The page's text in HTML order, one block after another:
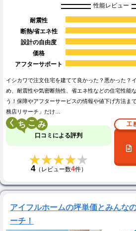
性能レビュー
耐震性
断熱/省エネ性
設計の自由度
価格
アフターサポート
イシカワで注文住宅を建てて良かった？悪かった？
め、耐震性や気密断熱性、省エネ性などの住宅性能
う！保障やアフターサービスの情報や値下げ方法ま
務店リサーチ」だけ…
く こ
口コミによる評判
★★★★★
★★★★★
4（レビュー数4件）
工
アイフルホームの坪単価とみんな
ーチ！